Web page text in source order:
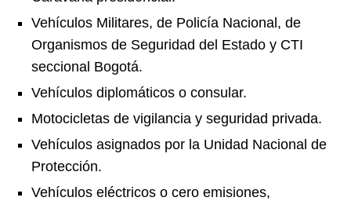
Vehículos Militares, de Policía Nacional, de
Organismos de Seguridad del Estado y CTI
seccional Bogotá.
Vehículos diplomáticos o consular.
Motocicletas de vigilancia y seguridad privada.
Vehículos asignados por la Unidad Nacional de
Protección.
Vehículos eléctricos o cero emisiones,